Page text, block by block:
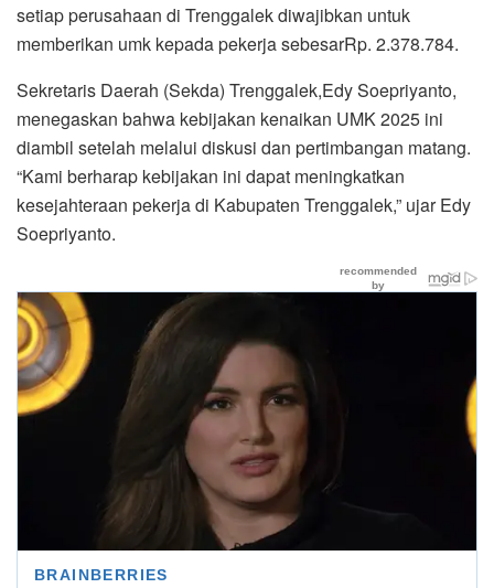
setiap perusahaan di Trenggalek diwajibkan untuk
memberikan umk kepada pekerja sebesarRp. 2.378.784.
Sekretaris Daerah (Sekda) Trenggalek,Edy Soepriyanto,
menegaskan bahwa kebijakan kenaikan UMK 2025 ini
diambil setelah melalui diskusi dan pertimbangan matang.
“Kami berharap kebijakan ini dapat meningkatkan
kesejahteraan pekerja di Kabupaten Trenggalek,” ujar Edy
Soepriyanto.